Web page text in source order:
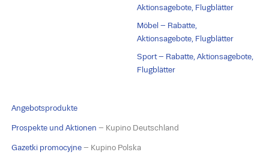
Aktionsagebote, Flugblätter
Möbel – Rabatte,
Aktionsagebote, Flugblätter
Sport – Rabatte, Aktionsagebote,
Flugblätter
Angebotsprodukte
Prospekte und Aktionen – Kupino Deutschland
Gazetki promocyjne – Kupino Polska